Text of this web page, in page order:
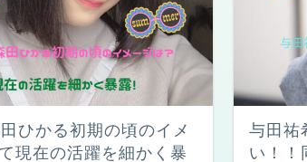
ひかる初期の頃のイメ
現在の活躍を細かく暴
与田祐
い！！